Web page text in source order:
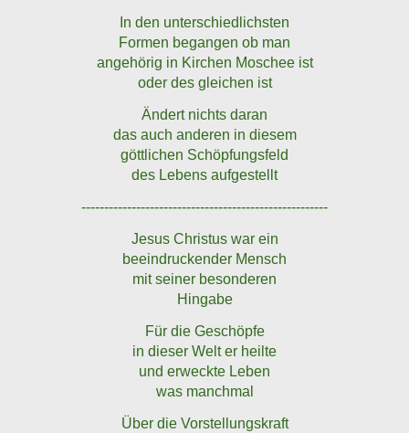
In den unterschiedlichsten
Formen begangen ob man
angehörig in Kirchen Moschee ist
oder des gleichen ist
Ändert nichts daran
das auch anderen in diesem
göttlichen Schöpfungsfeld
des Lebens aufgestellt
------------------------------------------------------
Jesus Christus war ein
beeindruckender Mensch
mit seiner besonderen
Hingabe
Für die Geschöpfe
in dieser Welt er heilte
und erweckte Leben
was manchmal
Über die Vorstellungskraft